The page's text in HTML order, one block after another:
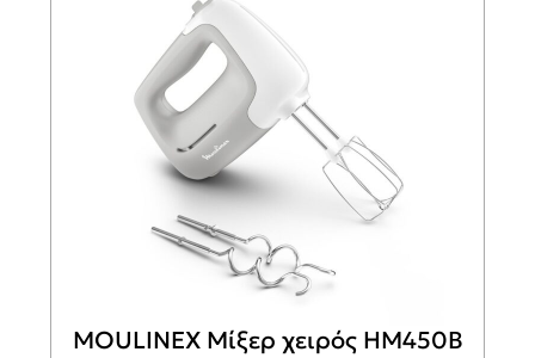
MOULINEX Μίξερ χειρός HM450B